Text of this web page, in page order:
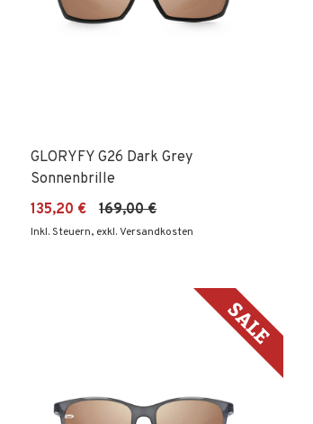
GLORYFY G26 Dark Grey
Sonnenbrille
135,20 €
169,00 €
Inkl. Steuern, exkl. Versandkosten